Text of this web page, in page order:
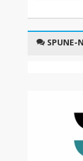
SPUNE-